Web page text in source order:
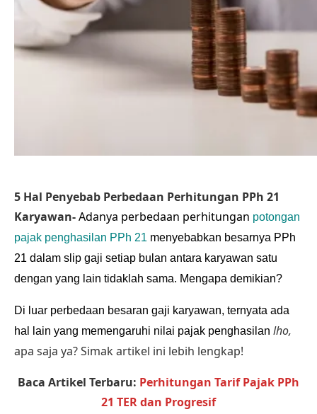
5 Hal Penyebab Perbedaan Perhitungan PPh 21
Karyawan-Adanya perbedaan perhitungan potongan
pajak penghasilan PPh 21 menyebabkan besarnya PPh
21 dalam slip gaji setiap bulan antara karyawan satu
dengan yang lain tidaklah sama. Mengapa demikian?
Di luar perbedaan besaran gaji karyawan, ternyata ada
hal lain yang memengaruhi nilai pajak penghasilan lho,
apa saja ya? Simak artikel ini lebih lengkap!
Baca Artikel Terbaru: Perhitungan Tarif Pajak PPh
21 TER dan Progresif